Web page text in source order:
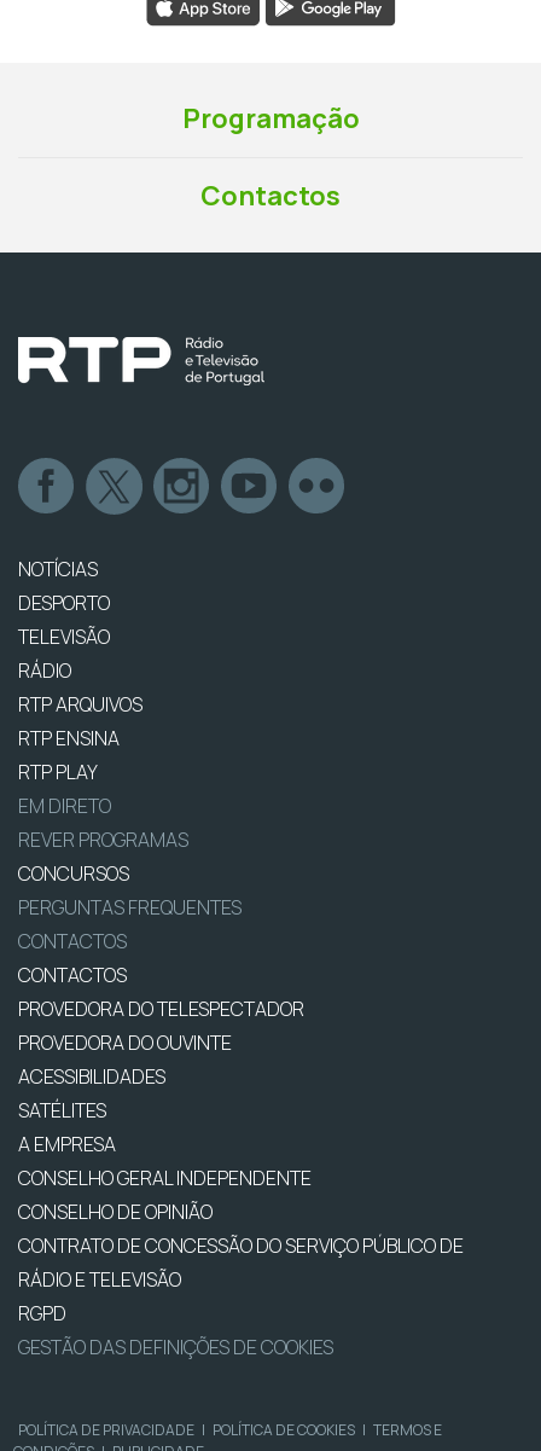
Programação
Contactos
NOTÍCIAS
DESPORTO
TELEVISÃO
RÁDIO
RTP ARQUIVOS
RTP ENSINA
RTP PLAY
EM DIRETO
REVER PROGRAMAS
CONCURSOS
PERGUNTAS FREQUENTES
CONTACTOS
CONTACTOS
PROVEDORA DO TELESPECTADOR
PROVEDORA DO OUVINTE
ACESSIBILIDADES
SATÉLITES
A EMPRESA
CONSELHO GERAL INDEPENDENTE
CONSELHO DE OPINIÃO
CONTRATO DE CONCESSÃO DO SERVIÇO PÚBLICO DE
RÁDIO E TELEVISÃO
RGPD
GESTÃO DAS DEFINIÇÕES DE COOKIES
POLÍTICA DE PRIVACIDADE | POLÍTICA DE COOKIES | TERMOS E